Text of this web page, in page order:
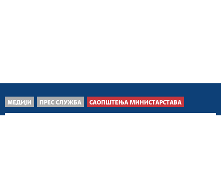
МЕДИЈИ ПРЕС СЛУЖБА САОПШТЕЊА МИНИСТАРСТАВА